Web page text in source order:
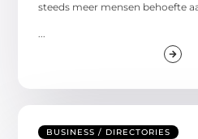
steeds meer mensen behoefte
BUSINESS / DIRECTORIES